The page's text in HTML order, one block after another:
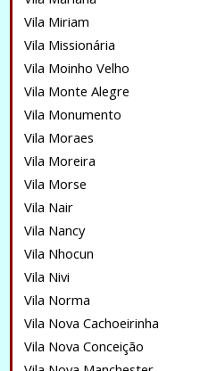
Vila Miriam
Vila Missionária
Vila Moinho Velho
Vila Monte Alegre
Vila Monumento
Vila Moraes
Vila Moreira
Vila Morse
Vila Nair
Vila Nancy
Vila Nhocun
Vila Nivi
Vila Norma
Vila Nova Cachoeirinha
Vila Nova Conceição